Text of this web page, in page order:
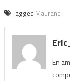
Tagged Maurane
En